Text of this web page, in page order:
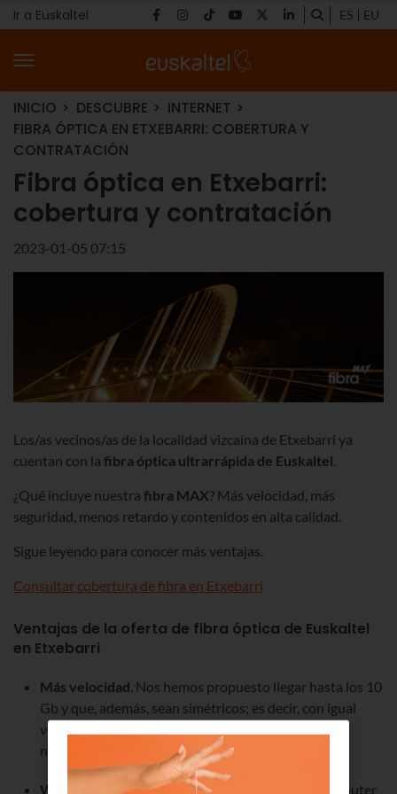
Ir a Euskaltel ES EU
INICIO DESCUBRE
INTERNET
FIBRA ÓPTICA EN ETXEBARRI: COBERTURA Y
CONTRATACIÓN
Fibra óptica en Etxebarri:
cobertura y contratación
2023-01-05 07:15
Los/as vecinos/as de la localidad vizcaína de Etxebarri ya
cuentan con la fibra óptica ultrarrápida de Euskaltel.
¿Qué incluye nuestra fibra MAX? Más velocidad, más
seguridad, menos retardo y contenidos en alta calidad.
Sigue leyendo para conocer más ventajas.
Consultar cobertura de fibra en Etxebarri
Ventajas de la oferta de fibra óptica de Euskaltel
en Etxebarri
Más velocidad. Nos hemos propuesto llegar hasta los 10
Gb y que, además, sean simétricos; es decir, con igual
velocidad de subida que de bajada. A día de hoy,
nuestros clientes ya cuentan con 1 Gb.
Wifi 6 universal: mayor cobertura y velocidad. El router